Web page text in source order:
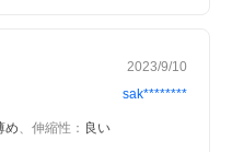
2023/9/10
sak********
め、 伸縮性 ： 良い